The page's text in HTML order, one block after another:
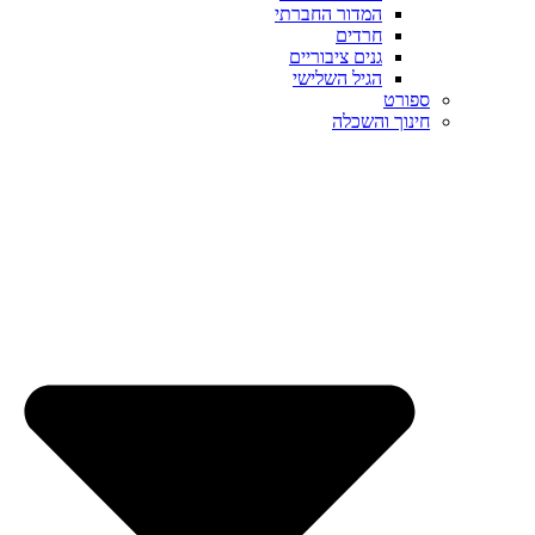
המדור החברתי
חרדים
גנים ציבוריים
הגיל השלישי
ספורט
חינוך והשכלה